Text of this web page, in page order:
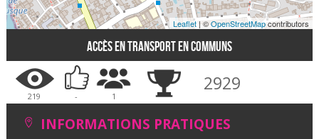
Leaflet| ©OpenStreetMapcontributors
Accès en transport en communs
219 - 1
2929
INFORMATIONS PRATIQUES